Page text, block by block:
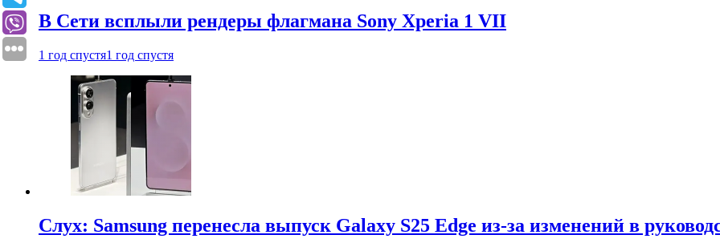
В Сети всплыли рендеры флагмана Sony Xperia 1 VII
1 год спустя1 год спустя
Слух: Samsung перенесла выпуск Galaxy S25 Edge из-за изменений в